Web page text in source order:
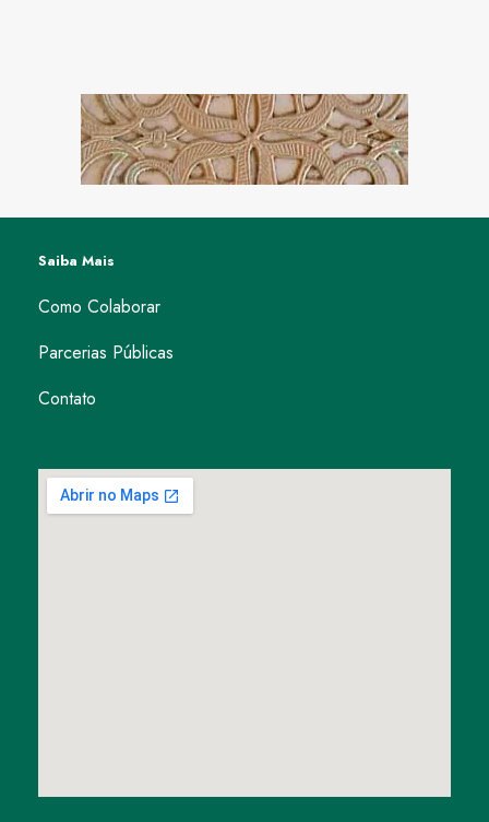
Saiba Mais
Como Colaborar
Parcerias Públicas
Contato